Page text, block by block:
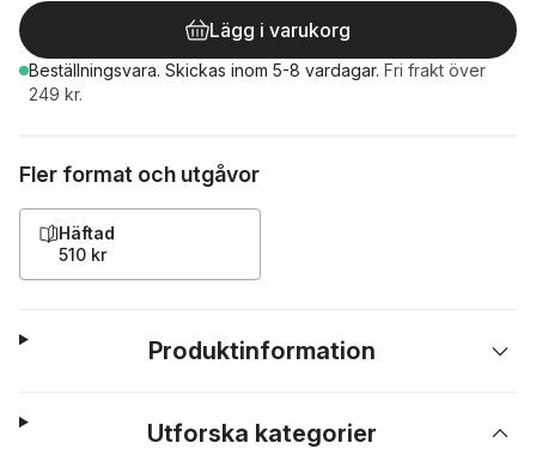
Lägg i varukorg
Beställningsvara. Skickas inom 5-8 vardagar. Fri frakt över
249 kr.
Fler format och utgåvor
Häftad
510 kr
Produktinformation
Utforska kategorier